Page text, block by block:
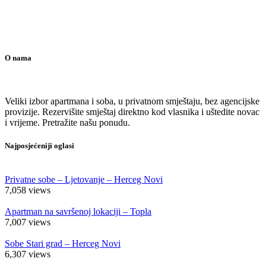
O nama
Veliki izbor apartmana i soba, u privatnom smještaju, bez agencijske
provizije. Rezervišite smještaj direktno kod vlasnika i uštedite novac
i vrijeme. Pretražite našu ponudu.
Najposjećeniji oglasi
Privatne sobe – Ljetovanje – Herceg Novi
7,058 views
Apartman na savršenoj lokaciji – Topla
7,007 views
Sobe Stari grad – Herceg Novi
6,307 views